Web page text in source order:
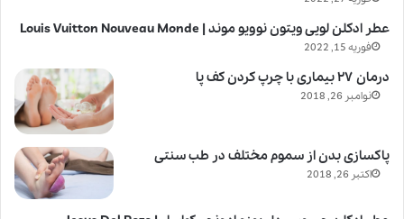
عطر ادکلن لویی ویتون نوویو موند | Louis Vuitton Nouveau Monde
فوریه 15, 2022
درمان ۲۷ بیماری با چرپ کردن کف پا
نوامبر 26, 2018
پاکسازی بدن از سموم مختلف در طب سنتی
اکتبر 26, 2018